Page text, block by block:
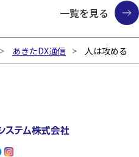
一覧を見る
あきたDX通信 人は攻める、